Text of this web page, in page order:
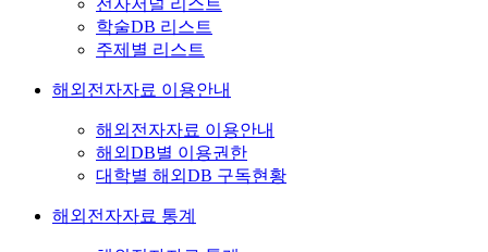
전자저널 리스트
학술DB 리스트
주제별 리스트
해외전자자료 이용안내
해외전자자료 이용안내
해외DB별 이용권한
대학별 해외DB 구독현황
해외전자자료 통계